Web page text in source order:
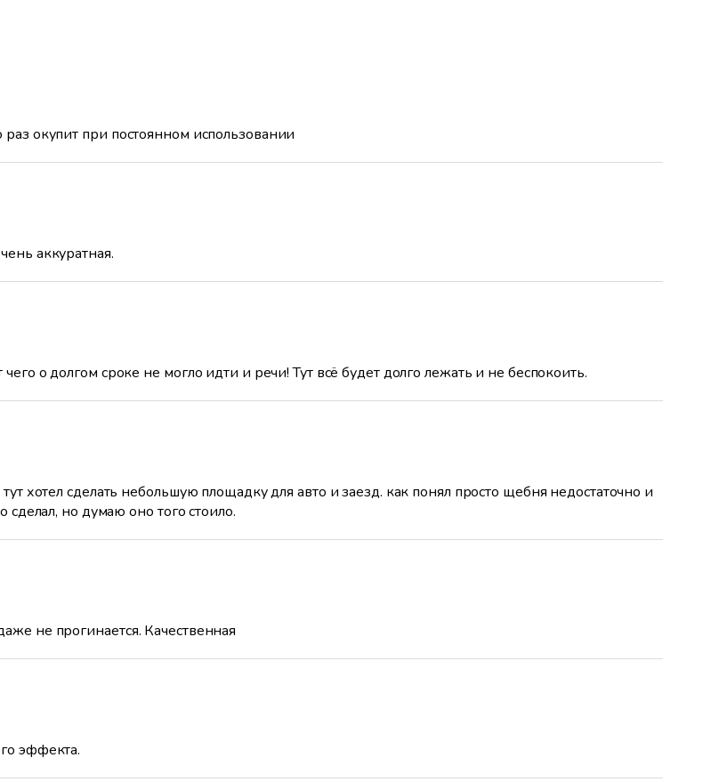
окупит при постоянном использовании
аккуратная.
о долгом сроке не могло идти и речи! Тут всё будет долго лежать и не беспокоить.
хотел сделать небольшую площадку для авто и заезд. как понял просто щебня недостаточно и
сделал, но думаю оно того стоило.
не прогинается. Качественная
эффекта.